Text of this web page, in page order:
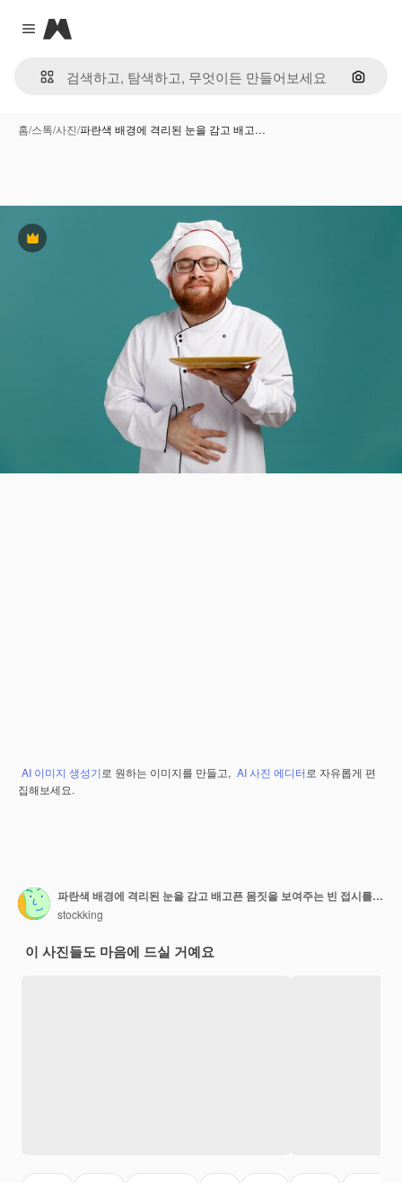
Close menu
Magnific
이미지
홈/스톡/사진/파란색 배경에 격리된 눈을 감고 배고…
프리미엄
AI 이미지 생성기 로 원하는 이미지를 만들고, AI 사진 에디터 로 자유롭게 편
집해보세요.
파란색 배경에 격리된 눈을 감고 배고픈 몸짓을 보여주는 빈 접시를 들고 안경을 쓰고 모자를 쓴 젊은 남성 요리사를 기쁘게 생각합니다.
stockking
이 사진들도 마음에 드실 거예요